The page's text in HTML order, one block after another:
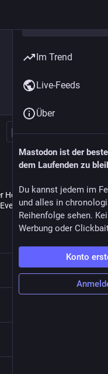
Folgen
Heinrich-Heine
und
Im Trend
Live-Feeds
Über
Mastodon ist der
dem Laufenden zu
Du kannst jedem im
und alles in
Reihenfolge sehen.
Werbung oder
Konto